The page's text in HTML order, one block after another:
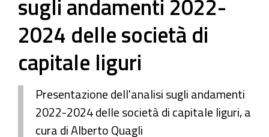
sugli andamenti 2022-
2024 delle società di
capitale liguri
Presentazione dell'analisi sugli andamenti
2022-2024 delle società di capitale liguri, a
cura di Alberto Quagli